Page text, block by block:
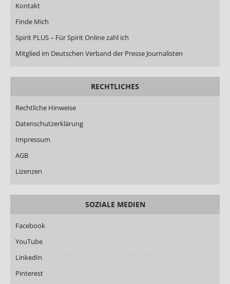
Kontakt
Finde Mich
Spirit PLUS – Für Spirit Online zahl ich
Mitglied im Deutschen Verband der Presse Journalisten
RECHTLICHES
Rechtliche Hinweise
Datenschutzerklärung
Impressum
AGB
Lizenzen
SOZIALE MEDIEN
Facebook
YouTube
LinkedIn
Pinterest